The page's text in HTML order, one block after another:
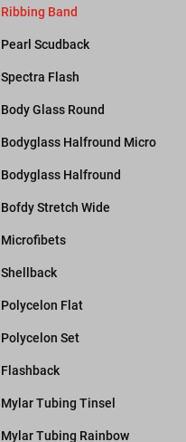
Ribbing Band
Pearl Scudback
Spectra Flash
Body Glass Round
Bodyglass Halfround Micro
Bodyglass Halfround
Bofdy Stretch Wide
Microfibets
Shellback
Polycelon Flat
Polycelon Set
Flashback
Mylar Tubing Tinsel
Mylar Tubing Rainbow